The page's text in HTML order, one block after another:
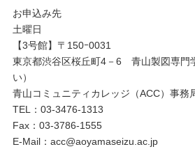
お申込み先
土曜日
【3号館】〒150ｰ0031
東京都渋谷区桜丘町4－6 青山製図専
い）
青山コミュニティカレッジ（ACC）事務
TEL： 03-3476-1313
Fax：03-3786-1555
E-Mail：acc@aoyamaseizu.ac.jp